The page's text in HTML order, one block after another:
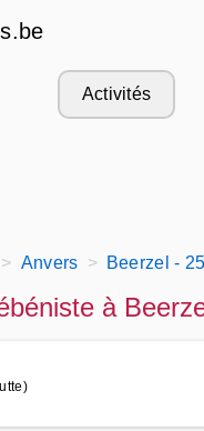
Activités
Anvers Beerzel -
à